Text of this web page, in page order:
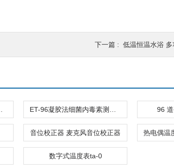
下一篇 : 低温恒温水浴 多功能循环
96
音位校正器 麦克风音位校正器
数字式温度表ta-0